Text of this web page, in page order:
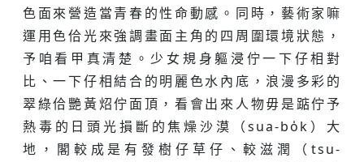
色面來營造當青春的性命動感。同時，藝術家嘛
運用色佮光來強調畫面主角的四周圍環境狀態，
予咱看甲真清楚。少女規身軀浸佇一下仔相對
比、一下仔相結合的明麗色水內底，浪漫多彩的
翠綠佮艷黃炤佇面頂，看會出來人物毋是踮佇予
熱毒的日頭光損斷的焦燥沙漠（sua-bo̍k）大
地，閣較成是有發樹仔草仔、較滋潤（tsu-